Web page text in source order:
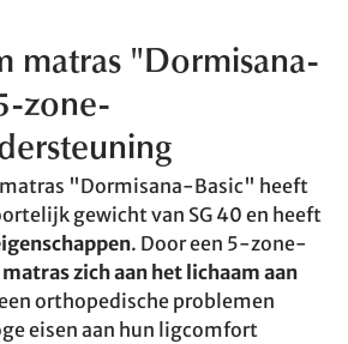
matras "Dormisana-
zone-
"Dormisana-Basic" heeft
gewicht van SG 40 en heeft
. Door een 5-zone-
zich aan het lichaam aan
orthopedische problemen
eisen aan hun ligcomfort